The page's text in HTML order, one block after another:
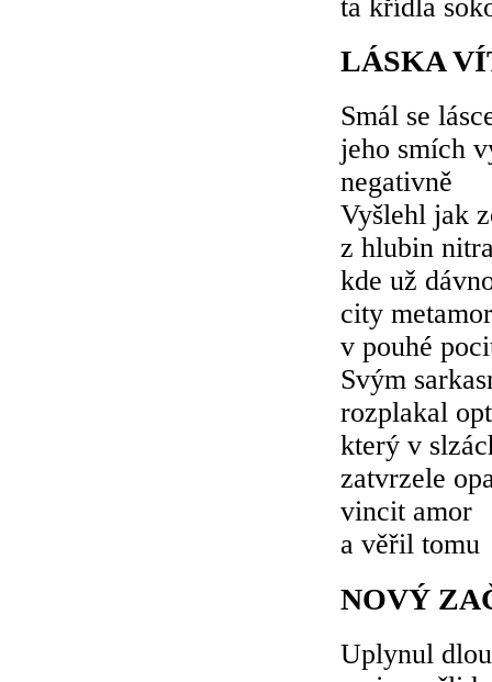
ta křídla
LÁSKA
Smál se
jeho smích
negativně
Vyšlehl jak
z hlubin
kde už
city
v pouhé
Svým
rozplakal
který v
zatvrzele
vincit amor
a věřil tomu
NOVÝ
Uplynul